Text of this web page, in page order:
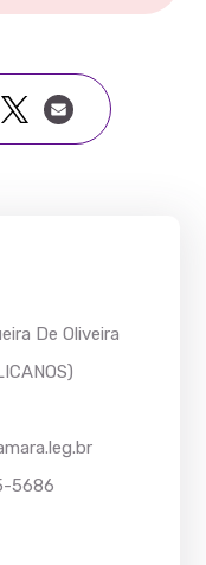
De Oliveira
5686